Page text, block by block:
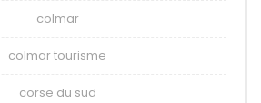
colmar
colmar tourisme
corse du sud